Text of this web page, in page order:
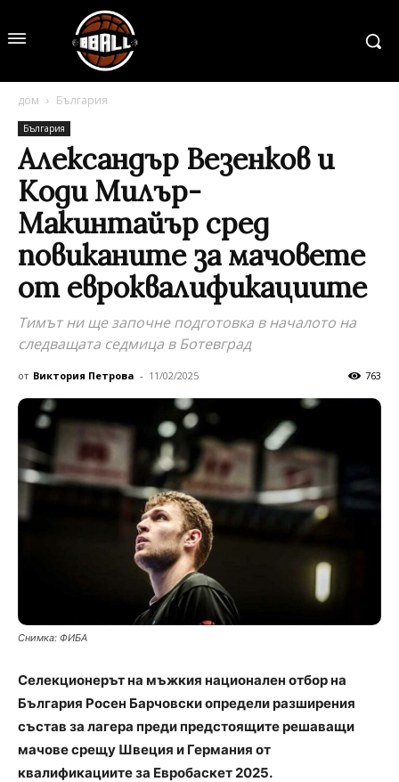
дом България
България
Александър Везенков и
Коди Милър-
Макинтайър сред
повиканите за мачовете
от евроквалификациите
Тимът ни ще започне подготовка в началото на
следващата седмица в Ботевград
от Виктория Петрова - 11/02/2025 763
Снимка: ФИБА
Селекционерът на мъжкия национален отбор на
България Росен Барчовски определи разширения
състав за лагера преди предстоящите решаващи
мачове срещу Швеция и Германия от
квалификациите за Евробаскет 2025.